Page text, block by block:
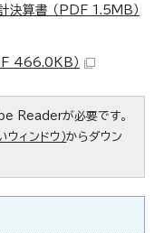
決算書 （PDF 1.5MB）
466.0KB）
Readerが必要です。
ウィンドウ）からダウン